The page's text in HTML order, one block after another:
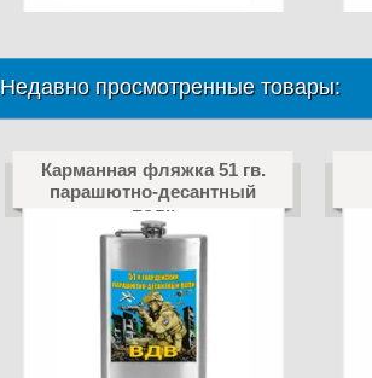
Недавно просмотренные товары:
Карманная фляжка 51 гв.
парашютно-десантный
полк